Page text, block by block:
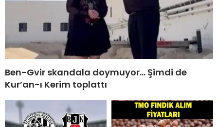
Ben-Gvir skandala doymuyor… Şimdi de
Kur’an-ı Kerim toplattı